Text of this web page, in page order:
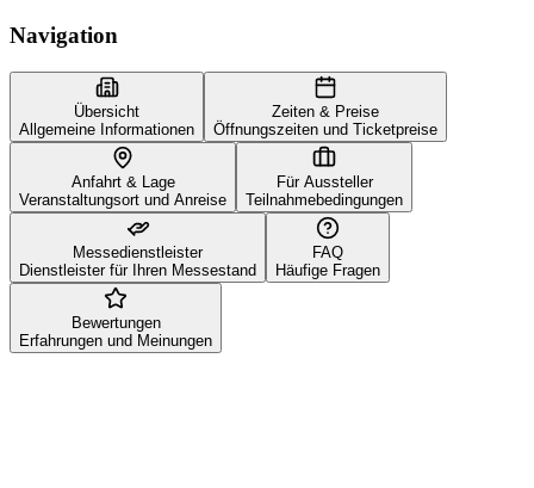
Navigation
Übersicht
Allgemeine Informationen
Zeiten & Preise
Öffnungszeiten und Ticketpreise
Anfahrt & Lage
Veranstaltungsort und Anreise
Für Aussteller
Teilnahmebedingungen
Messedienstleister
Dienstleister für Ihren Messestand
FAQ
Häufige Fragen
Bewertungen
Erfahrungen und Meinungen